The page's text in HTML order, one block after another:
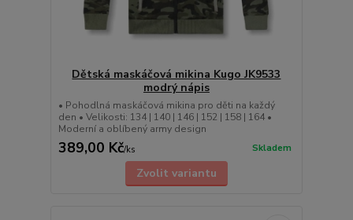
Dětská maskáčová mikina Kugo JK9533
modrý nápis
• Pohodlná maskáčová mikina pro děti na každý
den • Velikosti: 134 | 140 | 146 | 152 | 158 | 164 •
Moderní a oblíbený army design
389,00 Kč/ks Skladem
Zvolit variantu